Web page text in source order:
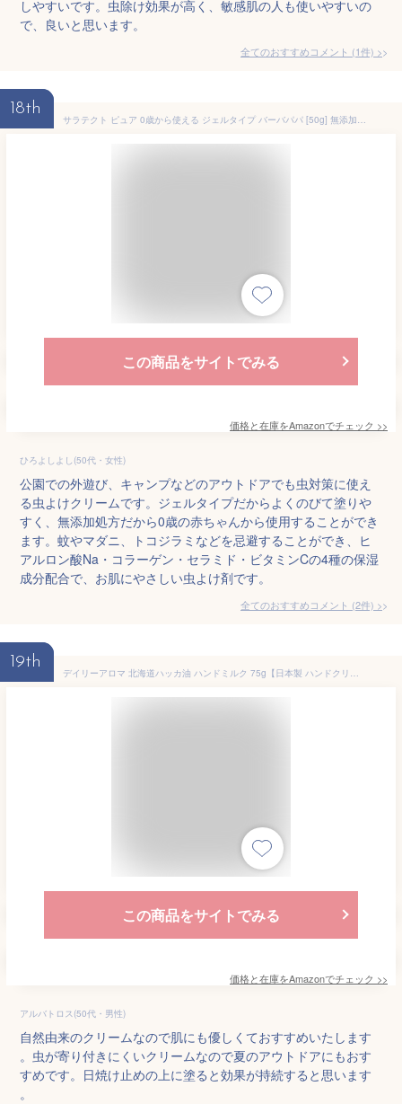
しやすいです。虫除け効果が高く、敏感肌の人も使いやすいの
で、良いと思います。
全てのおすすめコメント (1件) >
18th
サラテクト ピュア 0歳から使える ジェルタイプ バーバパパ [50g] 無添加処方 虫よけ 蚊 マダニ トコジラミ（ナンキンムシ）などの忌避 (アース製薬)
この商品をサイトでみる
価格と在庫をAmazonでチェック >>
ひろよしよし(50代・女性)
公園での外遊び、キャンプなどのアウトドアでも虫対策に使え
る虫よけクリームです。ジェルタイプだからよくのびて塗りや
すく、無添加処方だから0歳の赤ちゃんから使用することができ
ます。蚊やマダニ、トコジラミなどを忌避することができ、ヒ
アルロン酸Na・コラーゲン・セラミド・ビタミンCの4種の保湿
成分配合で、お肌にやさしい虫よけ剤です。
全てのおすすめコメント (2件) >
19th
デイリーアロマ 北海道ハッカ油 ハンドミルク 75g【日本製 ハンドクリーム 保湿 植物由来 スッキリ 清涼感】
この商品をサイトでみる
価格と在庫をAmazonでチェック >>
アルバトロス(50代・男性)
自然由来のクリームなので肌にも優しくておすすめいたします
。虫が寄り付きにくいクリームなので夏のアウトドアにもおす
すめです。日焼け止めの上に塗ると効果が持続すると思います
。